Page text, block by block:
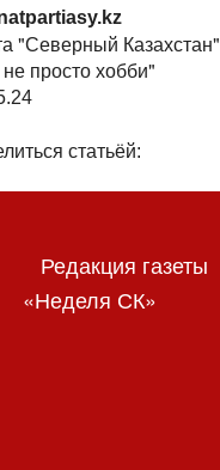
"Северный Казахстан"
просто хобби"
статьёй:
Редакция газеты
«Неделя СК»